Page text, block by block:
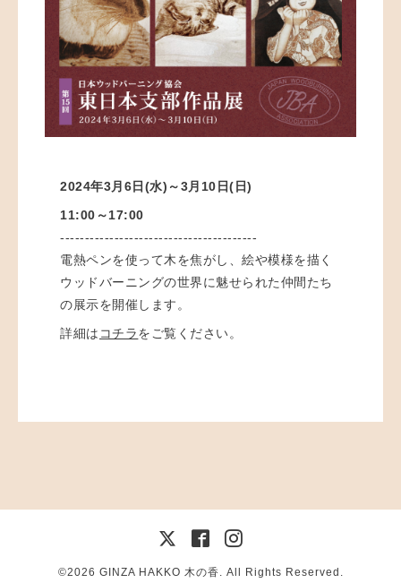
2024年3月6日(水)～3月10日(日)
11:00～17:00
----------------------------------------
電熱ペンを使って木を焦がし、絵や模様を描く
ウッドバーニングの世界に魅せられた仲間たち
の展示を開催します。
詳細は コチラをご覧ください。
©2026 GINZA HAKKO 木の香. All Rights Reserved.